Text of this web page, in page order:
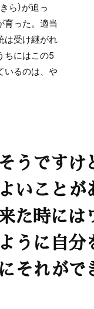
ら）が追っ
育った。適当
は受け継がれ
ちにはこの5
いるのは、や
うです
いことが
た時に
うに自
それがで